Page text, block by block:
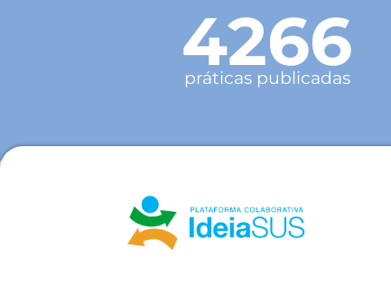
4266
práticas publicadas